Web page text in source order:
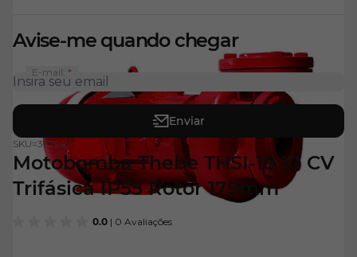
0.0 | 0 Avaliações
SKU=39794
Motobomba Thebe THSI-18 10 CV
Trifásica IP55 Rotor 179mm
Avise-me quando chegar
E-mail:
Enviar